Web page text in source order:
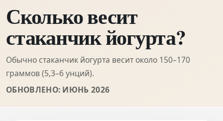
Сколько весит
стаканчик йогурта?
Обычно стаканчик йогурта весит около 150–170
граммов (5,3–6 унций).
ОБНОВЛЕНО: ИЮНЬ 2026